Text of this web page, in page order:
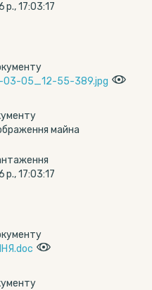
р., 17:03:17
03-05_12-55-389.jpg
майна
р., 17:03:17